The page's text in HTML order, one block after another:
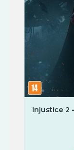
Injustice 2